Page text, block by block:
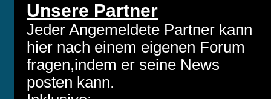
Unsere Partner
Jeder Angemeldete Partner kann
hier nach einem eigenen Forum
fragen,indem er seine News
posten kann.